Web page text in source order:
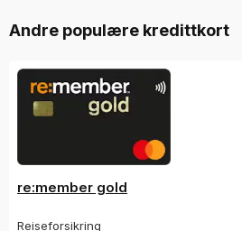
Andre populære kredittkort
re:member gold
Reiseforsikring